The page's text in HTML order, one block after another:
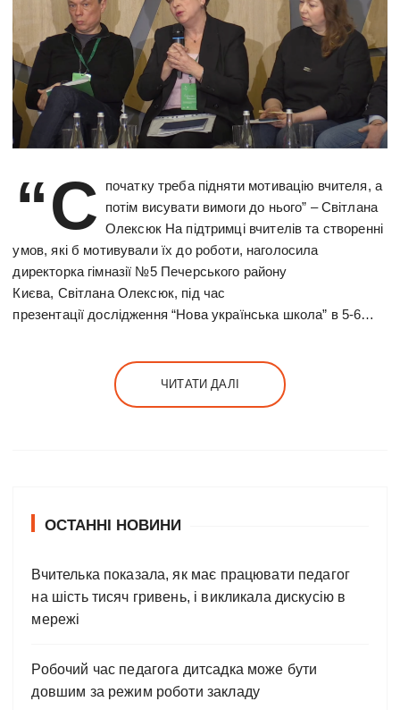
“С
початку треба підняти мотивацію вчителя, а
потім висувати вимоги до нього” – Світлана
Олексюк На підтримці вчителів та створенні
умов, які б мотивували їх до роботи, наголосила
директорка гімназії №5 Печерського району
Києва, Світлана Олексюк, під час
презентації дослідження “Нова українська школа” в 5-6…
ЧИТАТИ ДАЛІ
ОСТАННІ НОВИНИ
Вчителька показала, як має працювати педагог
на шість тисяч гривень, і викликала дискусію в
мережі
Робочий час педагога дитсадка може бути
довшим за режим роботи закладу